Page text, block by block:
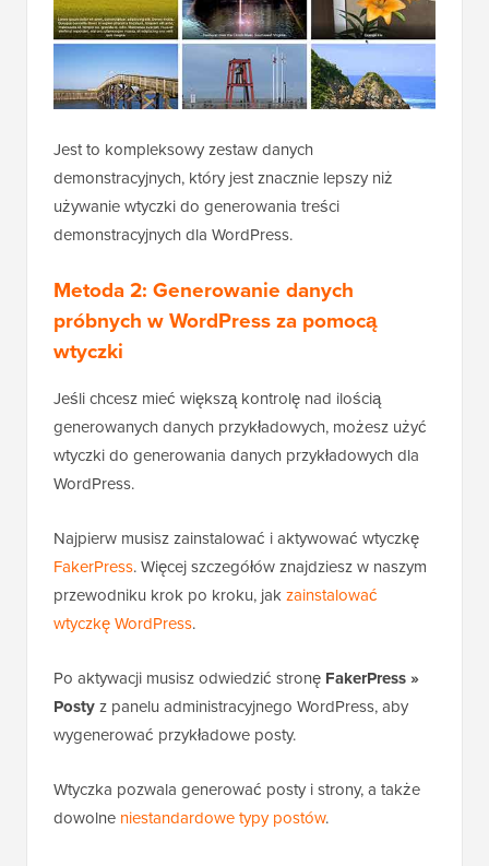
Jest to kompleksowy zestaw danych
demonstracyjnych, który jest znacznie lepszy niż
używanie wtyczki do generowania treści
demonstracyjnych dla WordPress.
Metoda 2: Generowanie danych
próbnych w WordPress za pomocą
wtyczki
Jeśli chcesz mieć większą kontrolę nad ilością
generowanych danych przykładowych, możesz użyć
wtyczki do generowania danych przykładowych dla
WordPress.
Najpierw musisz zainstalować i aktywować wtyczkę
FakerPress. Więcej szczegółów znajdziesz w naszym
przewodniku krok po kroku, jakzainstalować
wtyczkę WordPress.
Po aktywacji musisz odwiedzić stronę FakerPress »
Postyz panelu administracyjnego WordPress, aby
wygenerować przykładowe posty.
Wtyczka pozwala generować posty i strony, a także
dowolne niestandardowe typy postów.